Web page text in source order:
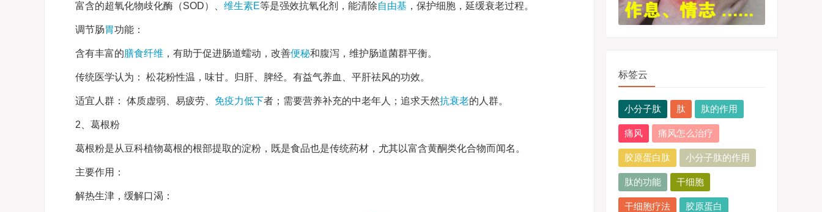
富含的超氧化物歧化酶（SOD）、 维生素E等是强效抗氧化剂，能清除自由基 ，保护细胞，延缓衰老过程。
调节肠胃功能：
含有丰富的膳食纤维 ，有助于促进肠道蠕动，改善便秘和腹泻，维护肠道菌群平衡。
传统医学认为： 松花粉性温，味甘。归肝、脾经。有益气养血、平肝祛风的功效。
适宜人群： 体质虚弱、易疲劳、 免疫力低下者；需要营养补充的中老年人；追求天然抗衰老的人群。
2、葛根粉
葛根粉是从豆科植物葛根的根部提取的淀粉，既是食品也是传统药材，尤其以富含黄酮类化合物而闻名。
主要作用：
解热生津，缓解口渴：
标签云
小分子肽 肽 肽的作用
痛风 痛风怎么治疗
胶原蛋白肽 小分子肽的作用
肽的功能 干细胞
干细胞疗法 胶原蛋白